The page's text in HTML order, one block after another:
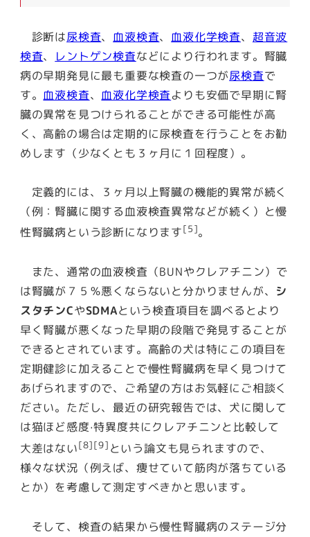
診断は尿検査、 血液検査、 血液化学検査、 超音波
検査、 レントゲン検査などにより行われます。腎臓
病の早期発見に最も重要な検査の一つが尿検査で
す。 血液検査、 血液化学検査よりも安価で早期に腎
臓の異常を見つけられることができる可能性が高
く、高齢の場合は定期的に尿検査を行うことをお勧
めします（少なくとも３ヶ月に１回程度）。
定義的には、３ヶ月以上腎臓の機能的異常が続く
（例：腎臓に関する血液検査異常などが続く）と慢
性腎臓病という診断になります[5]。
また、通常の血液検査（BUNやクレアチニン）で
は腎臓が７５％悪くならないと分かりませんが、 シ
スタチンCやSDMAという検査項目を調べるとより
早く腎臓が悪くなった早期の段階で発見することが
できるとされています。高齢の犬は特にこの項目を
定期健診に加えることで慢性腎臓病を早く見つけて
あげられますので、ご希望の方はお気軽にご相談く
ださい。ただし、最近の研究報告では、犬に関して
は猫ほど感度·特異度共にクレアチニンと比較して
大差はない[8][9] という論文も見られますので、
様々な状況（例えば、痩せていて筋肉が落ちている
とか）を考慮して測定すべきかと思います。
そして、検査の結果から慢性腎臓病のステージ分